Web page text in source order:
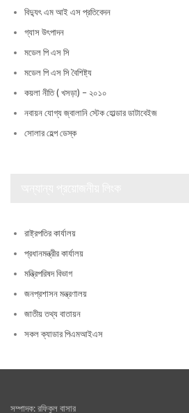
বিদ্যুৎ এম আই এস প্রতিবেদন
গ্যাস উৎপাদন
মডেল পি এস সি
মডেল পি এস সি বৈশিষ্ট্য
কয়লা নীতি ( খসড়া) – ২০১০
নবায়ন যোগ্য জ্বালানি স্টেক হোল্ডার ডাটাবেইজ
সোলার হেল্প ডেস্ক
রাষ্ট্রপতির কার্যালয়
প্রধানমন্ত্রীর কার্যালয়
মন্ত্রিপরিষদ বিভাগ
জনপ্রশাসন মন্ত্রণালয়
জাতীয় তথ্য বাতায়ন
সকল ক্যাডার পিএমআইএস
সম্পাদক: রফিকুল বাসার